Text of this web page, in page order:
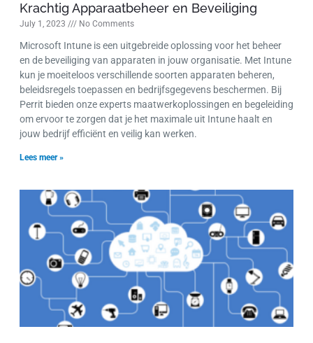
Krachtig Apparaatbeheer en Beveiliging
July 1, 2023 No Comments
Microsoft Intune is een uitgebreide oplossing voor het beheer
en de beveiliging van apparaten in jouw organisatie. Met Intune
kun je moeiteloos verschillende soorten apparaten beheren,
beleidsregels toepassen en bedrijfsgegevens beschermen. Bij
Perrit bieden onze experts maatwerkoplossingen en begeleiding
om ervoor te zorgen dat je het maximale uit Intune haalt en
jouw bedrijf efficiënt en veilig kan werken.
Lees meer »